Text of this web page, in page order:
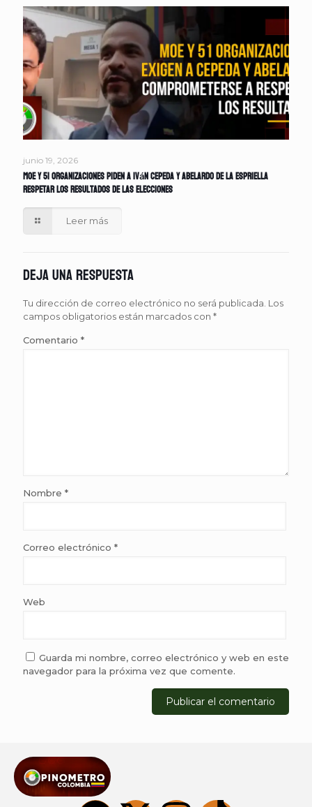
junio 19, 2026
MOE y 51 organizaciones piden a Iván Cepeda y Abelardo de la Espriella
respetar los resultados de las elecciones
Leer más
Deja una respuesta
Tu dirección de correo electrónico no será publicada. Los
campos obligatorios están marcados con *
Comentario *
Nombre *
Correo electrónico *
Web
Guarda mi nombre, correo electrónico y web en este
navegador para la próxima vez que comente.